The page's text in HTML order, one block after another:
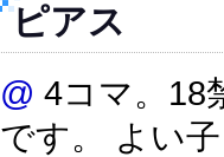
ピアス
@ 4コマ。18
です。 よい